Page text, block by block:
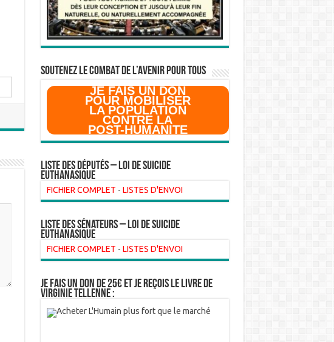
SOUTENEZ LE COMBAT DE L’AVenir pour Tous
JE FAIS UN DON
POUR MOBILISER
LA POPULATION
CONTRE LA
POST-HUMANITE
Liste des Députés – Loi de suicide
euthanasique
FICHIER COMPLET - LISTES D'ENVOI
liste des sénateurs – loi de suicide
euthanasique
FICHIER COMPLET - LISTES D'ENVOI
Je fais un don de 25€ et je reçois le livre de
Virginie Tellenne :